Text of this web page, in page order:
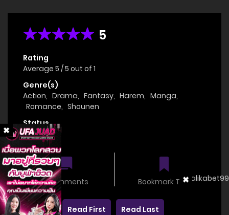
5
Rating
Average 5 /5 out of 1
Genre(s)
Action, Drama, Fantasy, Harem, Manga,
Romance, Shounen
Status
OnGoing
0 comments Bookmark This
Read First Read Last